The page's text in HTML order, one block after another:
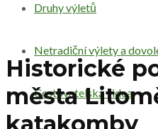
Druhy výletů
Netradiční výlety a
Cestovatelská videa
Historické
města